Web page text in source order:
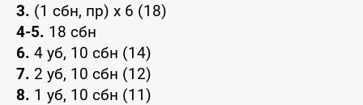
3. (1 сбн, пр) х 6 (18)
4-5. 18 сбн
6. 4 уб, 10 сбн (14)
7. 2 уб, 10 сбн (12)
8. 1 уб, 10 сбн (11)